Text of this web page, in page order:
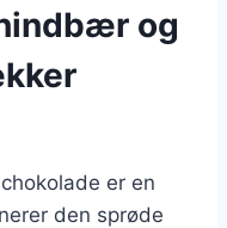
og
er en
den sprøde